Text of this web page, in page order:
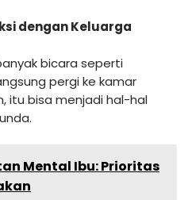
dengan Keluarga
bicara seperti
pergi ke kamar
itu bisa menjadi hal-hal
Mental Ibu: Prioritas